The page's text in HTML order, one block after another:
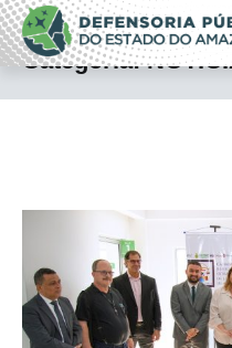
Pular
para
o
conteúdo
Defensoria
Amazonas
Categoria: